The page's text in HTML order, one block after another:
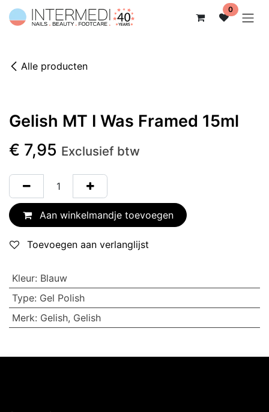
Overslaan naar inhoud 0
Alle producten
Gelish MT I Was Framed 15ml
€ 7,95 Exclusief btw
Aan winkelmandje toevoegen
Toevoegen aan verlanglijst
Kleur: Blauw
Type: Gel Polish
Merk: Gelish, Gelish